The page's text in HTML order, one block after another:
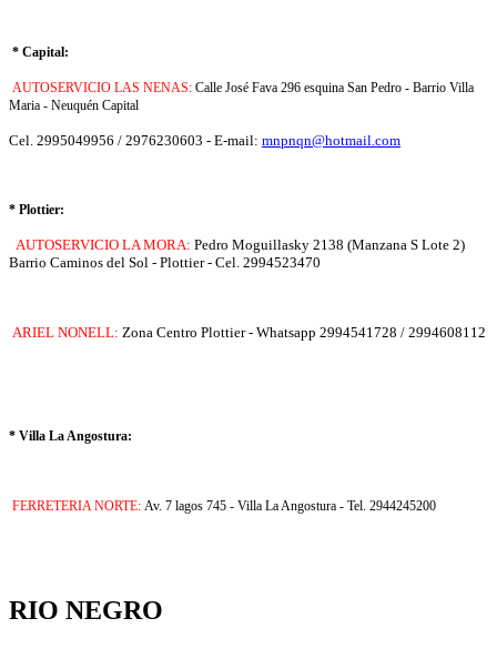
* Capital:
AUTOSERVICIO LAS NENAS: Calle José Fava 296 esquina San Pedro - Barrio Villa
Maria - Neuquén Capital
Cel. 2995049956 / 2976230603 - E-mail: mnpnqn@hotmail.com
* Plottier:
AUTOSERVICIO LA MORA: Pedro Moguillasky 2138 (Manzana S Lote 2)
Barrio Caminos del Sol - Plottier - Cel. 2994523470
ARIEL NONELL: Zona Centro Plottier - Whatsapp 2994541728 / 2994608112
* Villa La Angostura:
FERRETERIA NORTE: Av. 7 lagos 745 - Villa La Angostura - Tel. 2944245200
RIO NEGRO